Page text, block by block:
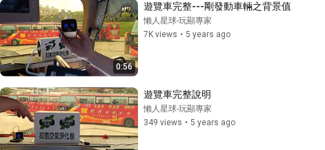
0:56
遊覽車完整---剛發動車輛之背景值
懶人星球-玩顯專家
7K views • 5 years ago
遊覽車完整說明
懶人星球-玩顯專家
349 views • 5 years ago